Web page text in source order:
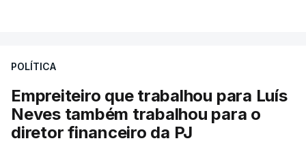
POLÍTICA
Empreiteiro que trabalhou para Luís
Neves também trabalhou para o
diretor financeiro da PJ